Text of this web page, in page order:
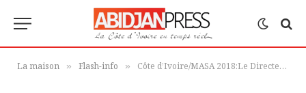
La maison » Flash-info » Côte d’Ivoire/MASA 2018:Le Directeur général, Pr Yacouba Konaté déplore le « peu d’engouement » du public à 3 jours de la fin du marché